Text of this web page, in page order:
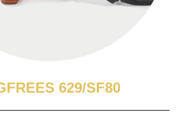
629/SF80